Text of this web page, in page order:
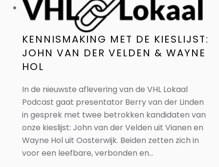
KENNISMAKING MET DE KIESLIJST:
JOHN VAN DER VELDEN & WAYNE
HOL
In de nieuwste aflevering van de VHL Lokaal
Podcast gaat presentator Berry van der Linden
in gesprek met twee betrokken kandidaten van
onze kieslijst: John van der Velden uit Vianen en
Wayne Hol uit Oosterwijk. Beiden zetten zich in
voor een leefbare, verbonden en...